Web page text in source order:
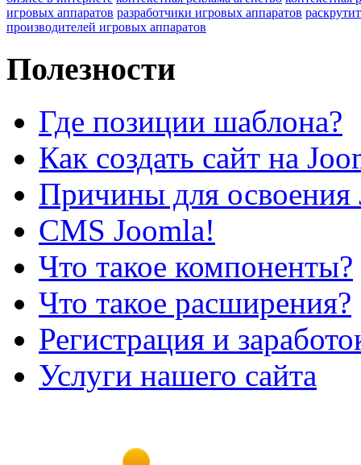
игровых аппаратов разработчики игровых аппаратов
производителей игровых аппаратов
Полезности
Где позиции шаблона?
Как создать сайт на
Причины для освоения
CMS Joomla!
Что такое компоненты?
Что такое расширения?
Регистрация и
Услуги нашего сайта